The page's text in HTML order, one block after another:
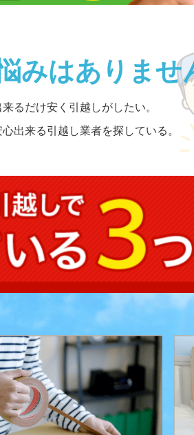
みはありませ
来るだけ安く引越しがしたい。
心出来る引越し業者を探している。